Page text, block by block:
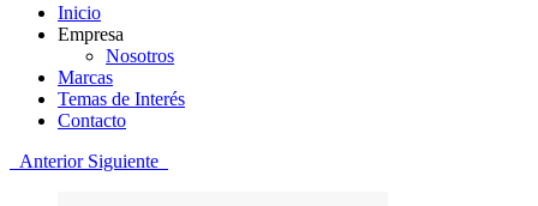
Inicio
Empresa
Nosotros
Marcas
Temas de Interés
Contacto
Anterior Siguiente